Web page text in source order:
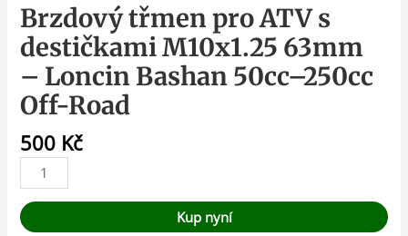
Brzdový třmen pro ATV s
destičkami M10x1.25 63mm
– Loncin Bashan 50cc–250cc
Off-Road
500 Kč
Kup nyní